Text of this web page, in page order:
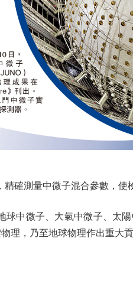
測量中微子混合參數，使
中微子、大氣中微子、太陽
理，乃至地球物理作出重大貢